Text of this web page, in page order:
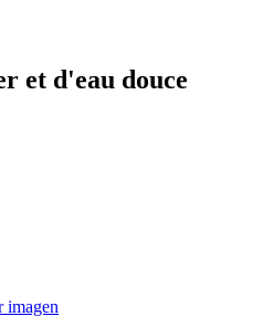
et d'eau douce
imagen